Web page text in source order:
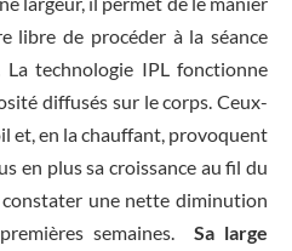
libre de procéder à la séance
La technologie IPL fonctionne
diffusés sur le corps. Ceux-
et, en la chauffant, provoquent
en plus sa croissance au fil du
une nette diminution
semaines.Sa large